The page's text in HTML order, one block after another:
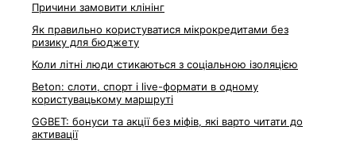
Причини замовити клінінг
Як правильно користуватися мікрокредитами без
ризику для бюджету
Коли літні люди стикаються з соціальною ізоляцією
Beton: слоти, спорт і live-формати в одному
користувацькому маршруті
GGBET: бонуси та акції без міфів, які варто читати до
активації